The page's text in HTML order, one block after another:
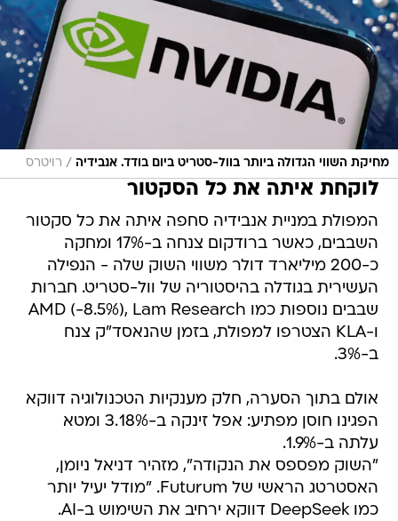
מחיקת השווי הגדולה ביותר בוול-סטריט ביום בודד. אנבידיה / רויטרס
לוקחת איתה את כל הסקטור
המפולת במניית אנבידיה סחפה איתה את כל סקטור
השבבים, כאשר ברודקום צנחה ב-17% ומחקה
כ-200 מיליארד דולר משווי השוק שלה - הנפילה
העשירית בגודלה בהיסטוריה של וול-סטריט. חברות
שבבים נוספות כמו AMD (-8.5%), Lam Research
ו-KLA הצטרפו למפולת, בזמן שהנאסד"ק צנח
ב-3%.
אולם בתוך הסערה, חלק מענקיות הטכנולוגיה דווקא
הפגינו חוסן מפתיע: אפל זינקה ב-3.18% ומטא
עלתה ב-1.9%.
"השוק מפספס את הנקודה", מזהיר דניאל ניומן,
האסטרטג הראשי של Futurum. "מודל יעיל יותר
כמו DeepSeek דווקא ירחיב את השימוש ב-AI.